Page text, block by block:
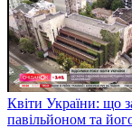
Квіти України: що
павільйоном та